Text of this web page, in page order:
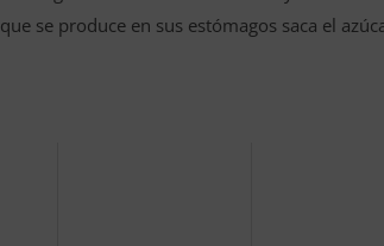
se produce en sus estómagos saca el